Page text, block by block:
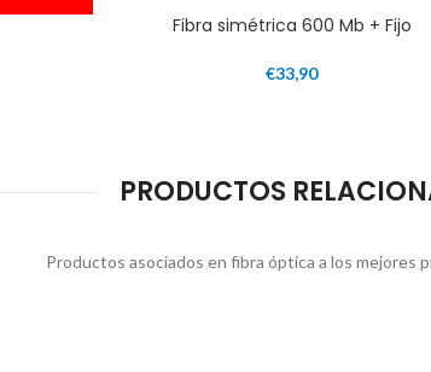
Fibra simétrica 600 Mb + Fijo
€33,90
PRODUCTOS
Productos asociados en fibra óptica a los mejores